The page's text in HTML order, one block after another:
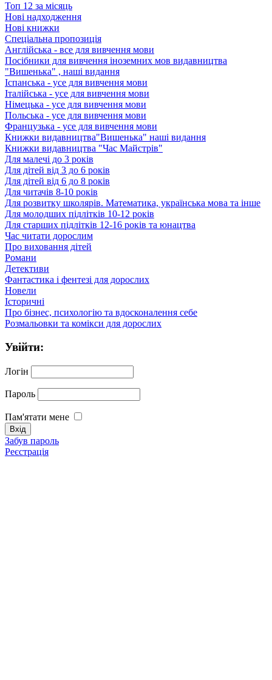
Топ 12 за місяць
Нові надходження
Нові книжки
Спеціальна пропозиція
Англійська - все для вивчення мови
Посібники для вивчення іноземних мов видавництва
"Вишенька" , наші видання
Іспанська - усе для вивчення мови
Італійська - усе для вивчення мови
Німецька - усе для вивчення мови
Польська - усе для вивчення мови
Французька - усе для вивчення мови
Книжки видавництва"Вишенька" наші видання
Книжки видавництва "Час Майстрів"
Для малечі до 3 років
Для дітей від 3 до 6 років
Для дітей від 6 до 8 років
Для читачів 8-10 років
Для розвитку школярів. Математика, українська мова та інше
Для молодших підлітків 10-12 років
Для старших підлітків 12-16 років та юнацтва
Час читати дорослим
Про виховання дітей
Романи
Детективи
Фантастика і фентезі для дорослих
Новели
Історичні
Про бізнес, психологію та вдосконалення себе
Розмальовки та комікси для дорослих
Увійти:
Логін
Пароль
Пам'ятати мене
Забув пароль
Реєстрація